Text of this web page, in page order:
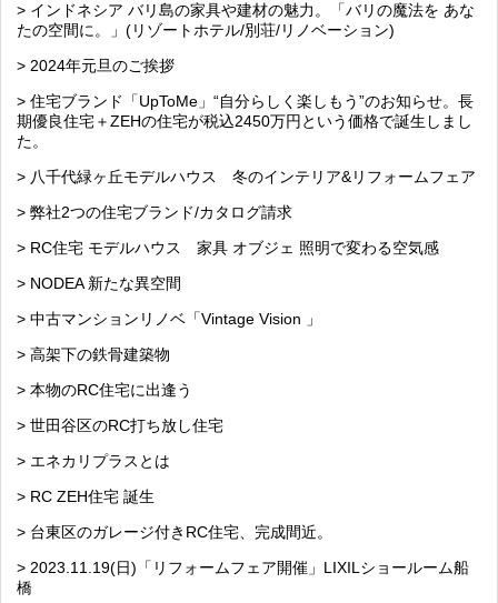
> インドネシア バリ島の家具や建材の魅力。「バリの魔法を あな
たの空間に。」(リゾートホテル/別荘/リノベーション)
> 2024年元旦のご挨拶
> 住宅ブランド「UpToMe」“自分らしく楽しもう”のお知らせ。長
期優良住宅＋ZEHの住宅が税込2450万円という価格で誕生しまし
た。
> 八千代緑ヶ丘モデルハウス 冬のインテリア&リフォームフェア
> 弊社2つの住宅ブランド/カタログ請求
> RC住宅 モデルハウス 家具 オブジェ 照明で変わる空気感
> NODEA 新たな異空間
> 中古マンションリノベ「Vintage Vision 」
> 高架下の鉄骨建築物
> 本物のRC住宅に出逢う
> 世田谷区のRC打ち放し住宅
> エネカリプラスとは
> RC ZEH住宅 誕生
> 台東区のガレージ付きRC住宅、完成間近。
> 2023.11.19(日)「リフォームフェア開催」LIXILショールーム船
橋